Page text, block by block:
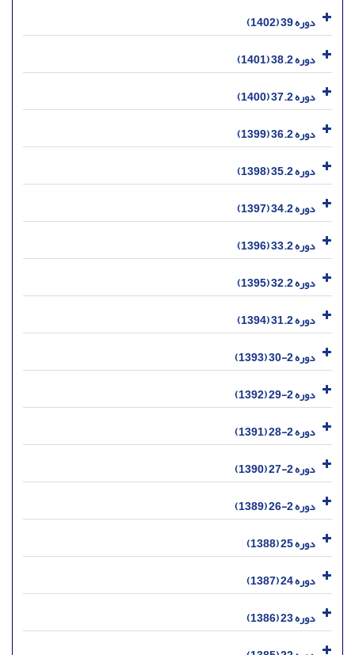
دوره 39 (1402)
دوره 38.2 (1401)
دوره 37.2 (1400)
دوره 36.2 (1399)
دوره 35.2 (1398)
دوره 34.2 (1397)
دوره 33.2 (1396)
دوره 32.2 (1395)
دوره 31.2 (1394)
دوره 2-30 (1393)
دوره 2-29 (1392)
دوره 2-28 (1391)
دوره 2-27 (1390)
دوره 2-26 (1389)
دوره 25 (1388)
دوره 24 (1387)
دوره 23 (1386)